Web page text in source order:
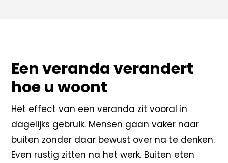
Een veranda verandert
hoe u woont
Het effect van een veranda zit vooral in
dagelijks gebruik. Mensen gaan vaker naar
buiten zonder daar bewust over na te denken.
Even rustig zitten na het werk. Buiten eten